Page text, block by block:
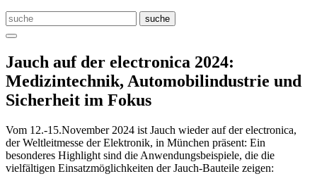
Jauch auf der electronica 2024:
Medizintechnik, Automobilindustrie und
Sicherheit im Fokus
Vom 12.-15.November 2024 ist Jauch wieder auf der electronica,
der Weltleitmesse der Elektronik, in München präsent: Ein
besonderes Highlight sind die Anwendungsbeispiele, die die
vielfältigen Einsatzmöglichkeiten der Jauch-Bauteile zeigen: